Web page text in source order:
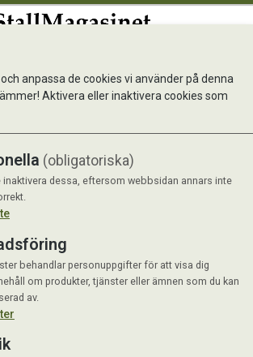
GF Adult
17 kg
anpassa de cookies vi använder på denna
Aktivera eller inaktivera cookies som
(obligatoriska)
inaktivera dessa, eftersom webbsidan annars inte
behandlar personuppgifter för att visa dig
om produkter, tjänster eller ämnen som du kan
av.